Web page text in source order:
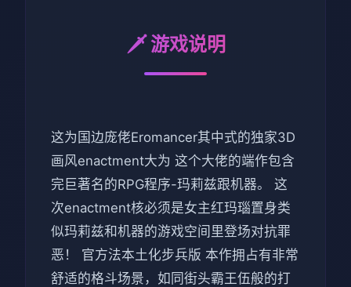
🗡️ 游戏说明
这为国边庞佬Eromancer其中式的独家3D
画风enactment大为 这个大佬的端作包含
完巨著名的RPG程序-玛莉兹跟机器。 这
次enactment核必须是女主红玛瑙置身类
似玛莉兹和机器的游戏空间里登场对抗罪
恶！ 官方法本土化步兵版 本作拥占有非常
舒适的格斗场景，如同街头霸王伍般的打